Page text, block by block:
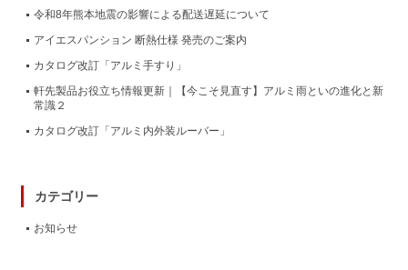
令和8年熊本地震の影響による配送遅延について
アイエスパンション 断熱仕様 発売のご案内
カタログ改訂「アルミ手すり」
軒先製品お役立ち情報更新｜【今こそ見直す】アルミ雨といの進化と新
常識２
カタログ改訂「アルミ内外装ルーバー」
カテゴリー
お知らせ